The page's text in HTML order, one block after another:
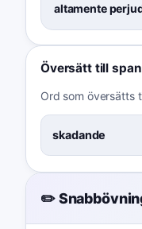
altamente
Översätt till
Ord som översätts
skadande
✏️